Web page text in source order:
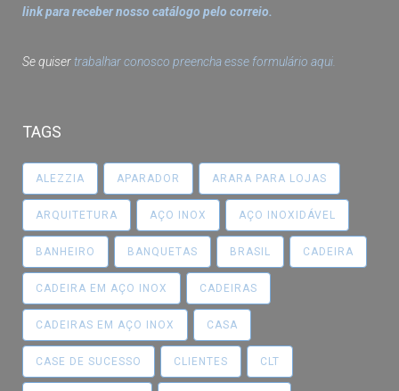
link para receber nosso catálogo pelo correio.
Se quisertrabalhar conosco preencha esse formulário aqui.
TAGS
ALEZZIA APARADOR ARARA PARA LOJAS
ARQUITETURA AÇO INOX AÇO INOXIDÁVEL
BANHEIRO BANQUETAS BRASIL CADEIRA
CADEIRA EM AÇO INOX CADEIRAS
CADEIRAS EM AÇO INOX CASA
CASE DE SUCESSO CLIENTES CLT